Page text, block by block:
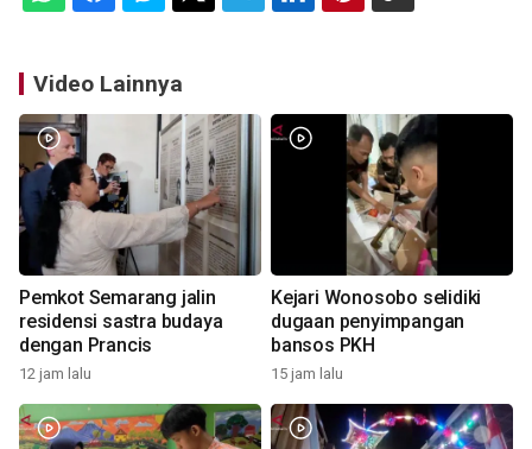
Video Lainnya
Pemkot Semarang jalin
residensi sastra budaya
dengan Prancis
12 jam lalu
Kejari Wonosobo selidiki
dugaan penyimpangan
bansos PKH
15 jam lalu